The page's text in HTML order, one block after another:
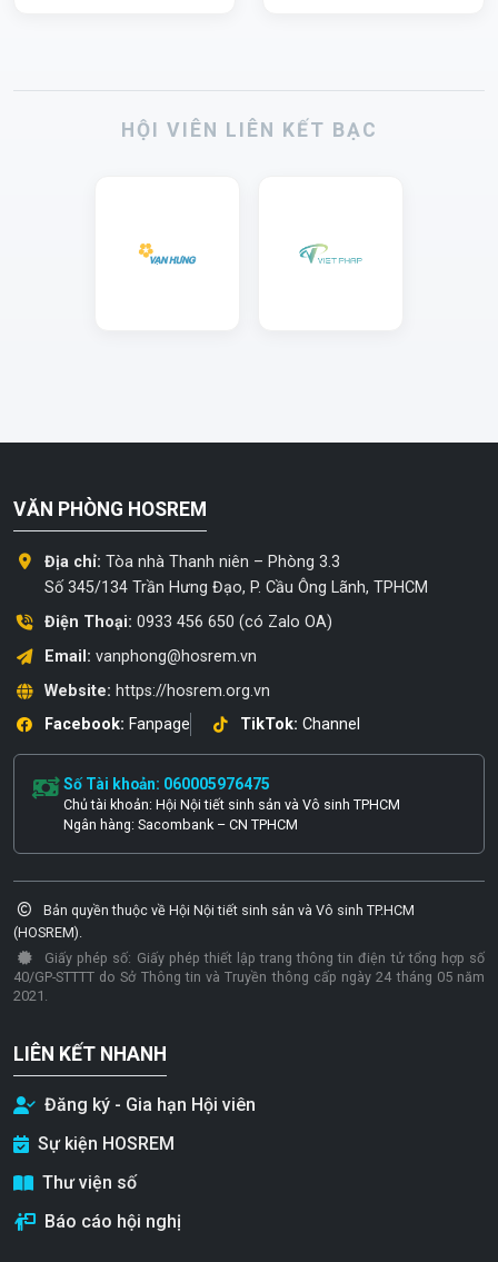
HỘI VIÊN LIÊN KẾT BẠC
VĂN PHÒNG HOSREM
Địa chỉ: Tòa nhà Thanh niên – Phòng 3.3
Số 345/134 Trần Hưng Đạo, P. Cầu Ông Lãnh, TPHCM
Điện Thoại: 0933 456 650 (có Zalo OA)
Email: vanphong@hosrem.vn
Website: https://hosrem.org.vn
Facebook: Fanpage TikTok: Channel
Số Tài khoản: 060005976475
Chủ tài khoản: Hội Nội tiết sinh sản và Vô sinh TPHCM
Ngân hàng: Sacombank – CN TPHCM
Bản quyền thuộc về Hội Nội tiết sinh sản và Vô sinh TP.HCM
(HOSREM).
Giấy phép số: Giấy phép thiết lập trang thông tin điện tử tổng hợp số
40/GP-STTTT do Sở Thông tin và Truyền thông cấp ngày 24 tháng 05 năm
2021.
LIÊN KẾT NHANH
Đăng ký - Gia hạn Hội viên
Sự kiện HOSREM
Thư viện số
Báo cáo hội nghị